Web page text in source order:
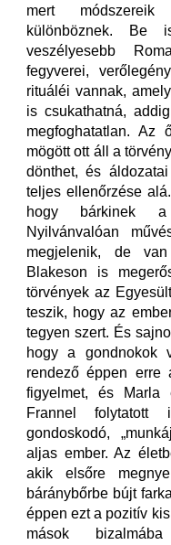
mert
különböznek. Be
veszélyesebb
fegyverei,
rituáléi vannak,
is csukathatná,
megfoghatatlan. Az
mögött ott áll a
dönthet, és
teljes ellenőrzése
hogy bárkinek a
Nyilvánvalóan
megjelenik, de
Blakeson is
törvények az
teszik, hogy az
tegyen szert. És
hogy a gondnokok
rendező éppen erre
figyelmet, és Marla
Frannel folytatott
gondoskodó,
aljas ember. Az
akik elsőre
báránybőrbe bújt
éppen ezt a pozitív
mások